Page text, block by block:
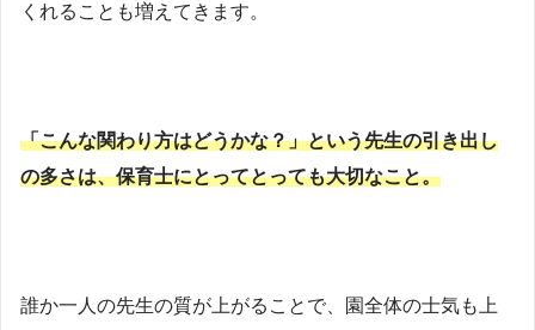
くれることも増えてきます。
「こんな関わり方はどうかな？」という先生の引き出し
の多さは、保育士にとってとっても大切なこと。
誰か一人の先生の質が上がることで、園全体の士気も上